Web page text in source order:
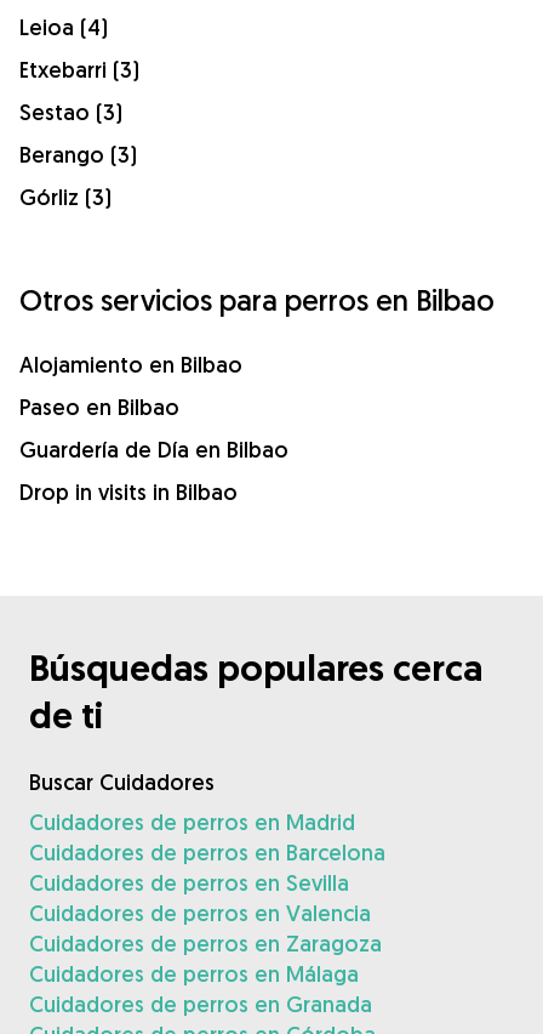
Leioa (4)
Etxebarri (3)
Sestao (3)
Berango (3)
Górliz (3)
Otros servicios para perros en Bilbao
Alojamiento en Bilbao
Paseo en Bilbao
Guardería de Día en Bilbao
Drop in visits in Bilbao
Búsquedas populares cerca
de ti
Buscar Cuidadores
Cuidadores de perros en Madrid
Cuidadores de perros en Barcelona
Cuidadores de perros en Sevilla
Cuidadores de perros en Valencia
Cuidadores de perros en Zaragoza
Cuidadores de perros en Málaga
Cuidadores de perros en Granada